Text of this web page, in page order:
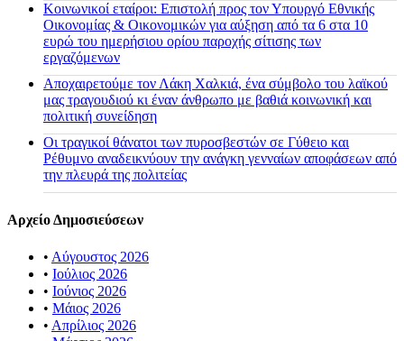
Κοινωνικοί εταίροι: Επιστολή προς τον Υπουργό Εθνικής
Οικονομίας & Οικονομικών για αύξηση από τα 6 στα 10
ευρώ του ημερήσιου ορίου παροχής σίτισης των
εργαζόμενων
Αποχαιρετούμε τον Λάκη Χαλκιά, ένα σύμβολο του λαϊκού
μας τραγουδιού κι έναν άνθρωπο με βαθιά κοινωνική και
πολιτική συνείδηση
Οι τραγικοί θάνατοι των πυροσβεστών σε Γύθειο και
Ρέθυμνο αναδεικνύουν την ανάγκη γενναίων αποφάσεων από
την πλευρά της πολιτείας
Αρχείο Δημοσιεύσεων
• Αύγουστος 2026
• Ιούλιος 2026
• Ιούνιος 2026
• Μάιος 2026
• Απρίλιος 2026